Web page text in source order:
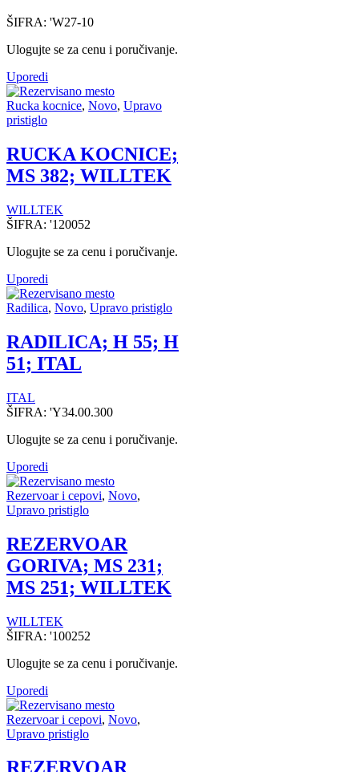
ŠIFRA: 'W27-10
Ulogujte se za cenu i poručivanje.
Uporedi
Rucka kocnice, Novo, Upravo
pristiglo
RUCKA KOCNICE;
MS 382; WILLTEK
WILLTEK
ŠIFRA: '120052
Ulogujte se za cenu i poručivanje.
Uporedi
Radilica, Novo, Upravo pristiglo
RADILICA; H 55; H
51; ITAL
ITAL
ŠIFRA: 'Y34.00.300
Ulogujte se za cenu i poručivanje.
Uporedi
Rezervoar i cepovi, Novo,
Upravo pristiglo
REZERVOAR
GORIVA; MS 231;
MS 251; WILLTEK
WILLTEK
ŠIFRA: '100252
Ulogujte se za cenu i poručivanje.
Uporedi
Rezervoar i cepovi, Novo,
Upravo pristiglo
REZERVOAR